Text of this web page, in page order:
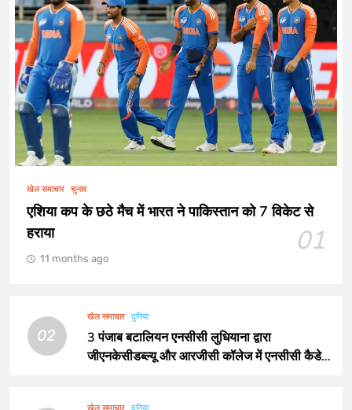
खेल समाचार चुनाव
एशिया कप के छठे मैच में भारत ने पाकिस्तान को 7 विकेट से
हराया
01
11 months ago
02
खेल समाचार दुनिया
3 पंजाब बटालियन एनसीसी लुधियाना द्वारा
जीएनकेसीडब्ल्यू और आरजीसी कॉलेज में एनसीसी कैडेटों